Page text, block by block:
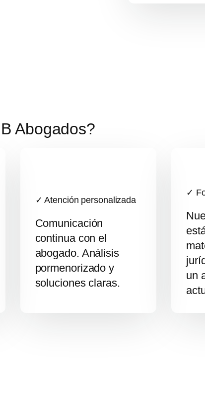
Abogados?
✓ Atención personalizada
Comunicación
continua con el
abogado. Análisis
pormenorizado y
soluciones claras.
✓
un